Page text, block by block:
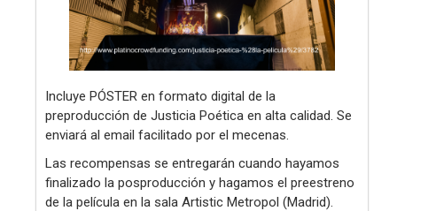
Incluye PÓSTER en formato digital de la
preproducción de Justicia Poética en alta calidad. Se
enviará al email facilitado por el mecenas.
Las recompensas se entregarán cuando hayamos
finalizado la posproducción y hagamos el preestreno
de la película en la sala Artistic Metropol (Madrid).